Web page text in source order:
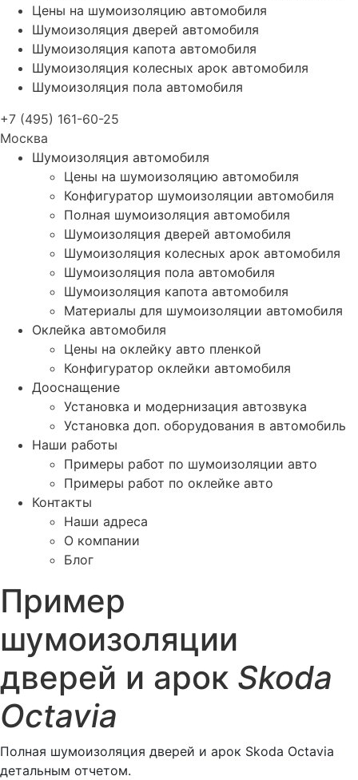
Цены на шумоизоляцию автомобиля
Шумоизоляция дверей автомобиля
Шумоизоляция капота автомобиля
Шумоизоляция колесных арок автомобиля
Шумоизоляция пола автомобиля
+7 (495) 161-60-25
Москва
Шумоизоляция автомобиля
Цены на шумоизоляцию автомобиля
Конфигуратор шумоизоляции автомобиля
Полная шумоизоляция автомобиля
Шумоизоляция дверей автомобиля
Шумоизоляция колесных арок автомобиля
Шумоизоляция пола автомобиля
Шумоизоляция капота автомобиля
Материалы для шумоизоляции автомобиля
Оклейка автомобиля
Цены на оклейку авто пленкой
Конфигуратор оклейки автомобиля
Дооснащение
Установка и модернизация автозвука
Установка доп. оборудования в автомобиль
Наши работы
Примеры работ по шумоизоляции авто
Примеры работ по оклейке авто
Контакты
Наши адреса
О компании
Блог
Пример
шумоизоляции
дверей и арок Skoda
Octavia
Полная шумоизоляция дверей и арок Skoda Octavia
детальным отчетом.